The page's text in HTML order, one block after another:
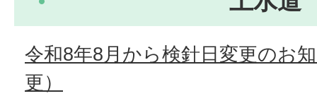
令和8年8月から検針日変更のお
更）